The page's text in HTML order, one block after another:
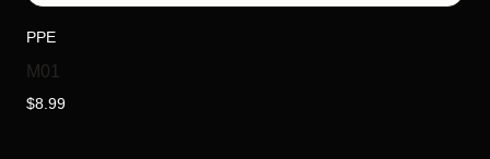
PPE
M01
$8.99